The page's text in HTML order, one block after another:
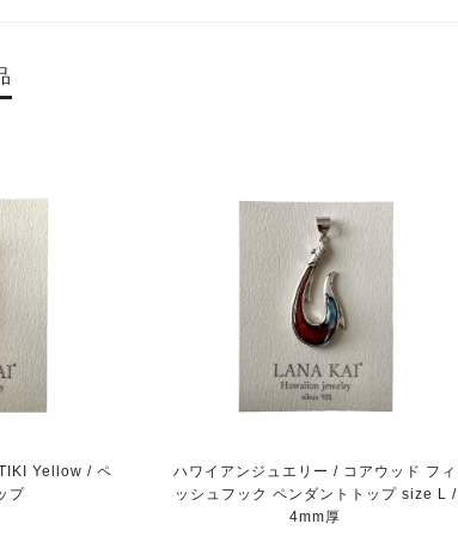
Yellow / ペ
プ
ハワイアンジュエリー / コアウッド フィ
ッシュフック ペンダントトップ size L /
4mm厚